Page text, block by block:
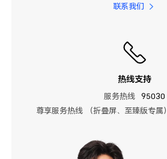
联系我们
热线支持
服务热线
95030
尊享服务热线 （折叠屏、至臻版专属）